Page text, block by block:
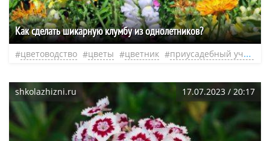
Как сделать шикарную клумбу из однолетников?
цветоводство цветы цветник приусадебный участок
shkolazhizni.ru 17.07.2023 / 20:17